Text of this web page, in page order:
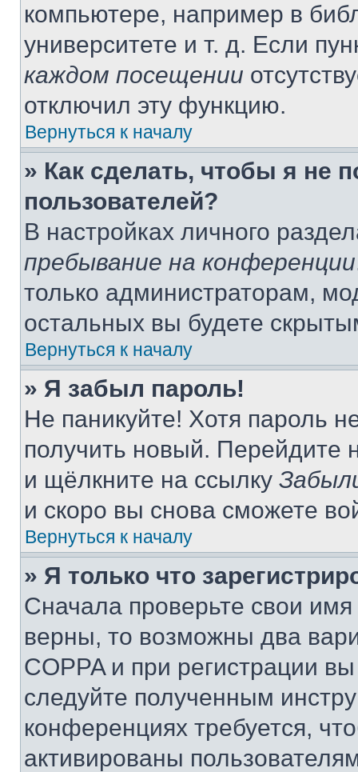
компьютере, например в
университете и т. д. Если
каждом посещении
отключил эту функцию.
Вернуться к началу
» Как сделать, чтобы я не
пользователей?
В настройках личного
пребывание на конференции
только администраторам,
остальных вы будете
Вернуться к началу
» Я забыл пароль!
Не паникуйте! Хотя пароль
получить новый. Перейдите
и щёлкните на ссылку
и скоро вы снова сможете
Вернуться к началу
» Я только что
Сначала проверьте свои
верны, то возможны два
COPPA и при регистрации
следуйте полученным
конференциях требуется,
активированы